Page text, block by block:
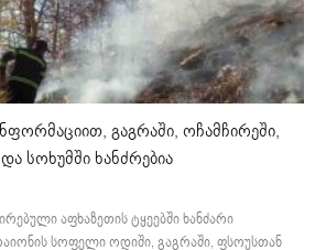
გაგრაში, ოჩამჩირეში,
სოხუმში ხანძრებია
აფხაზეთის ტყეებში ხანძარი
სოფელი ოდიში, გაგრაში, ფსოუსთან